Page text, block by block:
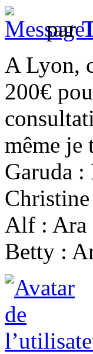
par
A Lyon,
200€
même je
Garuda :
Alf : Ara
Betty :